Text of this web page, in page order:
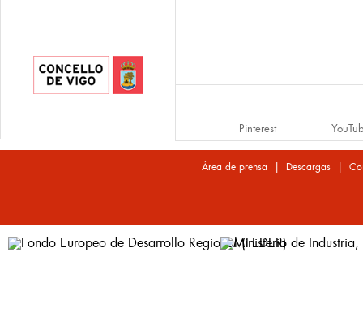
Pinterest
Área de prensa | Descargas|